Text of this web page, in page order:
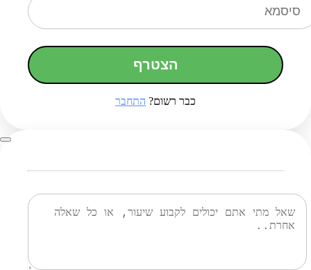
הצטרף
כבר רשום? התחבר